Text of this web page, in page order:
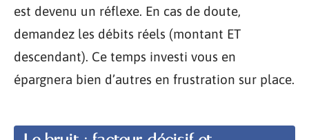
est devenu un réflexe. En cas de doute,
demandez les débits réels (montant ET
descendant). Ce temps investi vous en
épargnera bien d’autres en frustration sur place.